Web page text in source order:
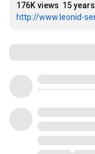
176K views 15
http://www.leonid-